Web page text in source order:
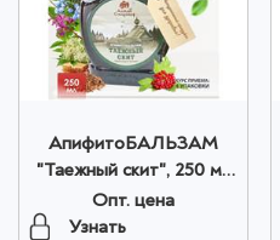
АпифитоБАЛЬЗАМ
"Таежный скит", 250 мл
ПЭТ в коробке оптом
Опт. цена
Узнать